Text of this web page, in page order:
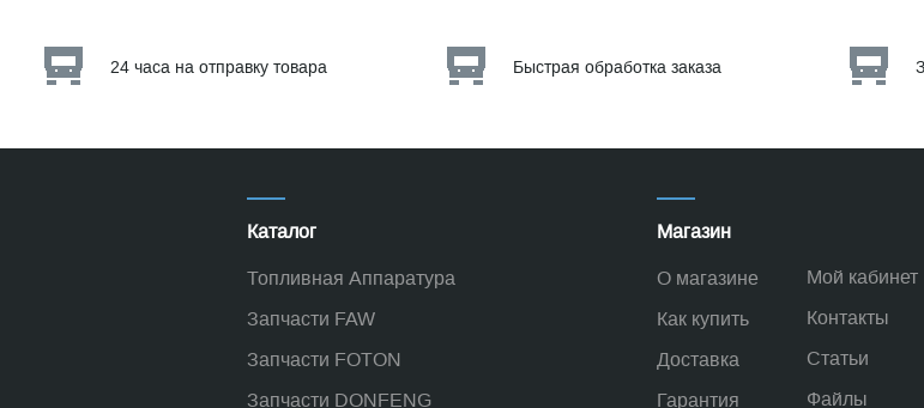
24 часа на отправку товара Быстрая обработка заказа
Каталог
Топливная Аппаратура
Запчасти FAW
Запчасти FOTON
Запчасти DONFENG
Магазин
О магазине
Как купить
Доставка
Гарантия
Мой кабинет
Контакты
Статьи
Файлы